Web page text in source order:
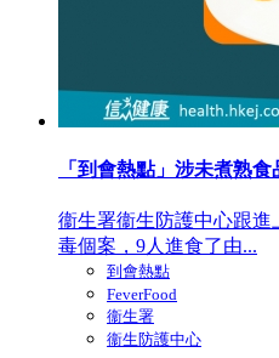
「到會熱點」涉未煮熟
衞生署衞生防護中心跟進
毒個案，9人進食了由...
到會熱點
FeverFood
衞生署
衞生防護中心